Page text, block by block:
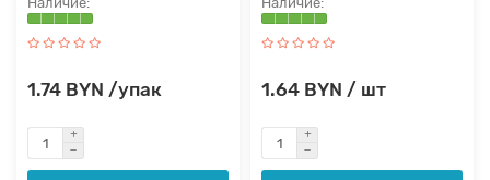
1.74 BYN /упак 1.64 BYN / шт